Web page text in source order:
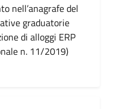
nell’anagrafe del
graduatorie
di alloggi ERP
n. 11/2019)